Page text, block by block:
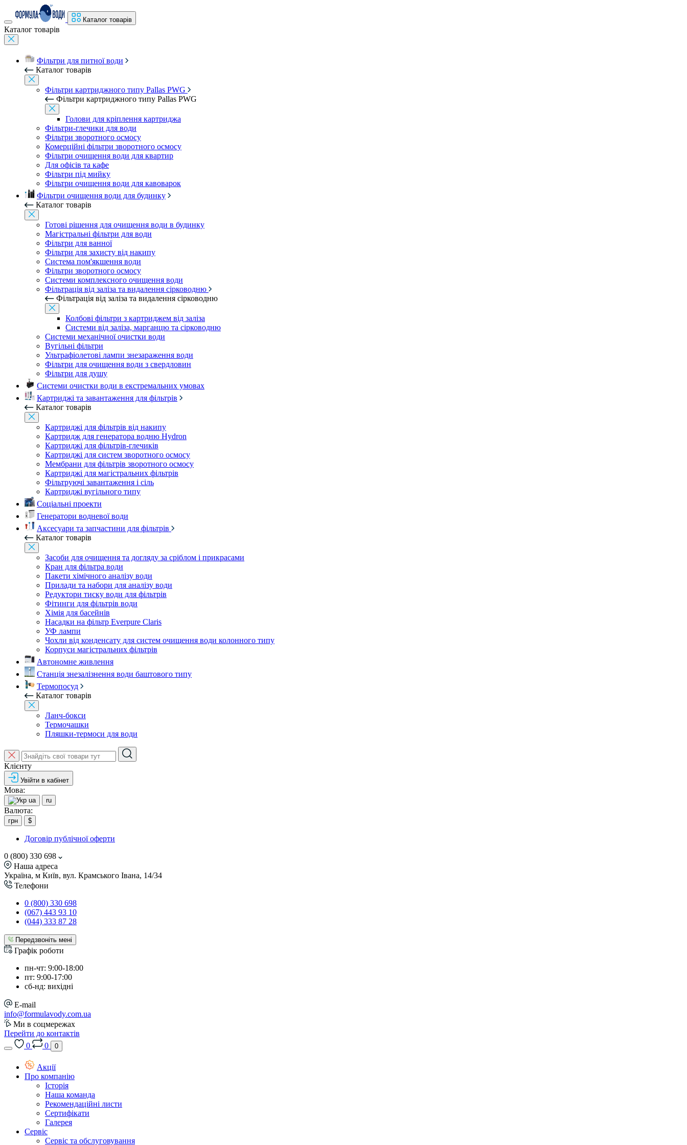
Каталог товарів
Каталог товарів
Фільтри для питної води
Каталог товарів
Фільтри картриджного типу Pallas PWG
Фільтри картриджного типу Pallas PWG
Голови для кріплення картриджа
Фільтри-глечики для води
Фільтри зворотного осмосу
Комерційні фільтри зворотного осмосу
Фільтри очищення води для квартир
Для офісів та кафе
Фільтри під мийку
Фільтри очищення води для кавоварок
Фільтри очищення води для будинку
Каталог товарів
Готові рішення для очищення води в будинку
Магістральні фільтри для води
Фільтри для ванної
Фільтри для захисту від накипу
Система пом'якшення води
Фільтри зворотного осмосу
Системи комплексного очищення води
Фільтрація від заліза та видалення сірководню
Фільтрація від заліза та видалення сірководню
Колбові фільтри з картриджем від заліза
Системи від заліза, марганцю та сірководню
Системи механічної очистки води
Вугільні фільтри
Ультрафіолетові лампи знезараження води
Фільтри для очищення води з свердловин
Фільтри для душу
Системи очистки води в екстремальних умовах
Картриджі та завантаження для фільтрів
Каталог товарів
Картриджі для фільтрів від накипу
Картридж для генератора водню Hydron
Картриджі для фільтрів-глечиків
Картриджі для систем зворотного осмосу
Мембрани для фільтрів зворотного осмосу
Картриджі для магістральних фільтрів
Фільтруючі завантаження і сіль
Картриджі вугільного типу
Соціальні проекти
Генератори водневої води
Аксесуари та запчастини для фільтрів
Каталог товарів
Засоби для очищення та догляду за сріблом і прикрасами
Кран для фільтра води
Пакети хімічного аналізу води
Прилади та набори для аналізу води
Редуктори тиску води для фільтрів
Фітинги для фільтрів води
Хімія для басейнів
Насадки на фільтр Everpure Claris
УФ лампи
Чохли від конденсату для систем очищення води колонного типу
Корпуси магістральних фільтрів
Автономне живлення
Станція знезалізнення води баштового типу
Термопосуд
Каталог товарів
Ланч-бокси
Термочашки
Пляшки-термоси для води
Клієнту
Увійти в кабінет
Мова:
ua ru
Валюта:
грн $
Договір публічної оферти
0 (800) 330 698
Наша адреса
Україна, м Київ, вул. Крамського Івана, 14/34
Телефони
0 (800) 330 698
(067) 443 93 10
(044) 333 87 28
Передзвоніть мені
Графік роботи
пн-чт: 9:00-18:00
пт: 9:00-17:00
сб-нд: вихідні
E-mail
info@formulavody.com.ua
Ми в соцмережах
Перейти до контактів
0
0 0
Акції
Про компанію
Історія
Наша команда
Рекомендаційні листи
Сертифікати
Галерея
Сервіс
Сервіс та обслуговування